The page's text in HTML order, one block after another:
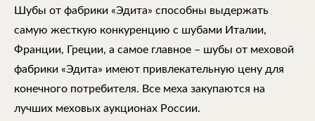
Шубы от фабрики «Эдита» способны выдержать
самую жесткую конкуренцию с шубами Италии,
Франции, Греции, а самое главное – шубы от меховой
фабрики «Эдита» имеют привлекательную цену для
конечного потребителя. Все меха закупаются на
лучших меховых аукционах России.